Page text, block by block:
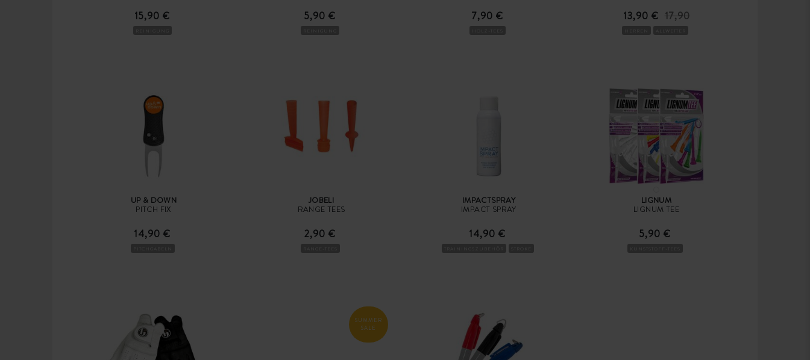
15,90 € 5,90 € 7,90 € 13,90 € 17,90
UP & DOWN
PITCH FIX
14,90 €
JOBELI
RANGE TEES
2,90 €
IMPACTSPRAY
IMPACT SPRAY
14,90 €
LIGNUM
LIGNUM TEE
5,90 €
SUMMER
SALE